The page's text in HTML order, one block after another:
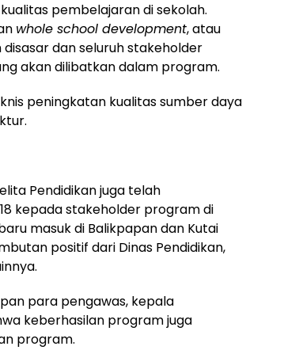
pembelajaran di sekolah.
whole school development, atau
dan seluruh stakeholder
akan dilibatkan dalam program.
peningkatan kualitas sumber daya
Pendidikan juga telah
kepada stakeholder program di
masuk di Balikpapan dan Kutai
positif dari Dinas Pendidikan,
para pengawas, kepala
keberhasilan program juga
program.